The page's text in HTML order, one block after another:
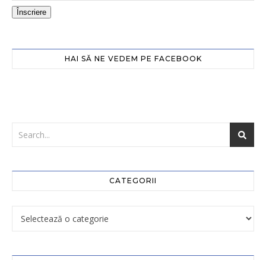
Înscriere
HAI SĂ NE VEDEM PE FACEBOOK
CATEGORII